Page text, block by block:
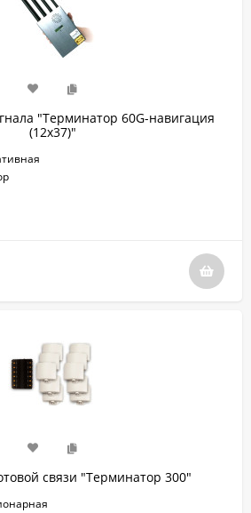
"Терминатор 60G-навигация
(12х37)"
связи "Терминатор 300"